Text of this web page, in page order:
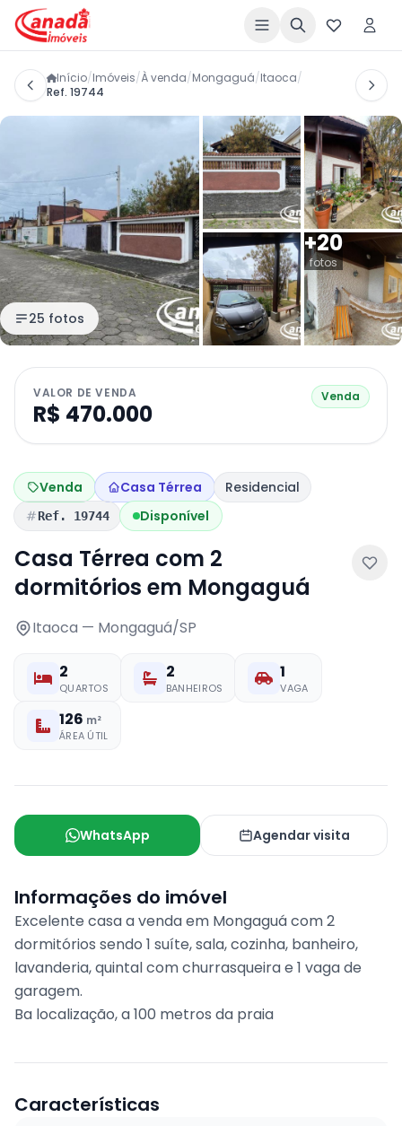
Início/Imóveis/À venda/Mongaguá/Itaoca/
Ref. 19744
+20
fotos
25 fotos
VALOR DE VENDA
R$ 470.000
Venda
Venda Casa Térrea Residencial
Ref. 19744 Disponível
Casa Térrea com 2
dormitórios em Mongaguá
Itaoca — Mongaguá/SP
2
QUARTOS
2
BANHEIROS
1
VAGA
126 m²
ÁREA ÚTIL
WhatsApp Agendar visita
Informações do imóvel
Excelente casa a venda em Mongaguá com 2
dormitórios sendo 1 suíte, sala, cozinha, banheiro,
lavanderia, quintal com churrasqueira e 1 vaga de
garagem.
Ba localização, a 100 metros da praia
Características